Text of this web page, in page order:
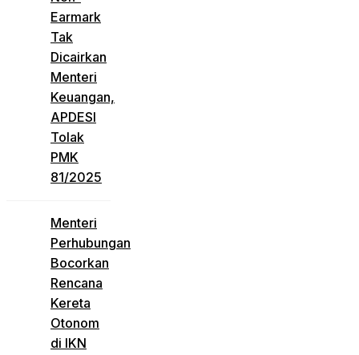
Earmark
Tak
Dicairkan
Menteri
Keuangan,
APDESI
Tolak
PMK
81/2025
Menteri
Perhubungan
Bocorkan
Rencana
Kereta
Otonom
di IKN